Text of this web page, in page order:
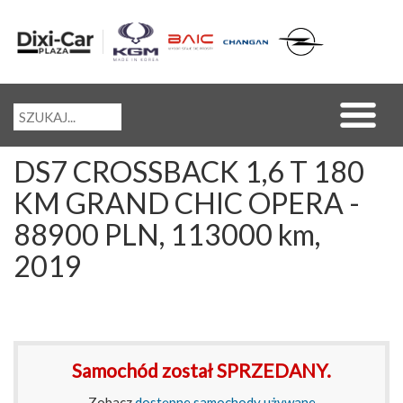
DS7 CROSSBACK 1,6 T 180
KM GRAND CHIC OPERA -
88900 PLN, 113000 km,
2019
Samochód został SPRZEDANY.